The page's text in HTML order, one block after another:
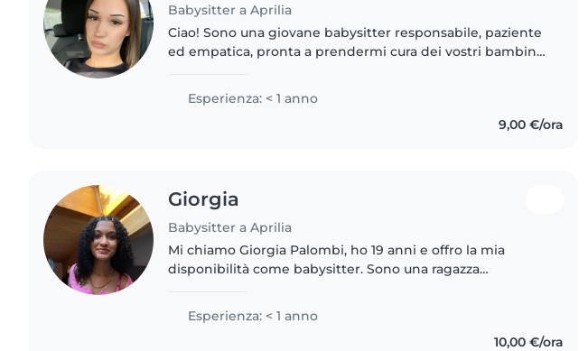
Babysitter a Aprilia
Ciao! Sono una giovane babysitter responsabile, paziente
ed empatica, pronta a prendermi cura dei vostri bambini.
lavoretti e..
Esperienza: < 1 anno
9,00 €/ora
Giorgia
Babysitter a Aprilia
Mi chiamo Giorgia Palombi, ho 19 anni e offro la mia
disponibilità come babysitter. Sono una ragazza
appassionata del mondo dell'infanzia...
Esperienza: < 1 anno
10,00 €/ora